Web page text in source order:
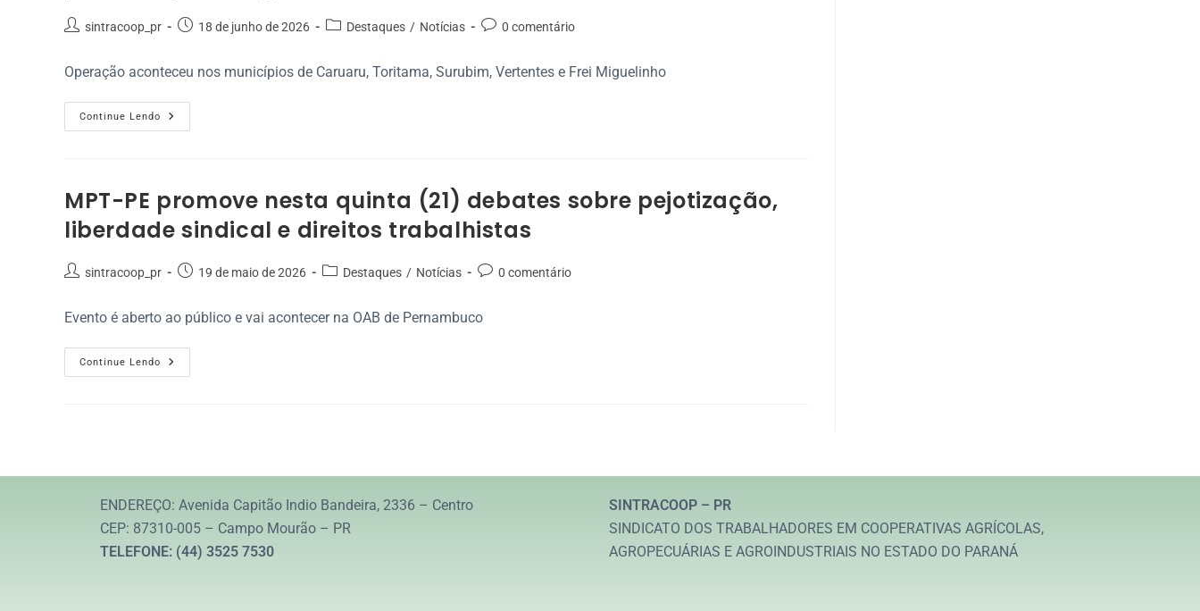
sintracoop_pr 18 de junho de 2026 Destaques / Notícias 0 comentário
Operação aconteceu nos municípios de Caruaru, Toritama, Surubim, Vertentes e Frei Miguelinho
Continue Lendo
MPT-PE promove nesta quinta (21) debates sobre pejotização,
liberdade sindical e direitos trabalhistas
sintracoop_pr 19 de maio de 2026 Destaques / Notícias 0 comentário
Evento é aberto ao público e vai acontecer na OAB de Pernambuco
Continue Lendo
ENDEREÇO: Avenida Capitão Indio Bandeira, 2336 – Centro
CEP: 87310-005 – Campo Mourão – PR
TELEFONE: (44) 3525 7530
SINTRACOOP – PR
SINDICATO DOS TRABALHADORES EM COOPERATIVAS AGRÍCOLAS,
AGROPECUÁRIAS E AGROINDUSTRIAIS NO ESTADO DO PARANÁ